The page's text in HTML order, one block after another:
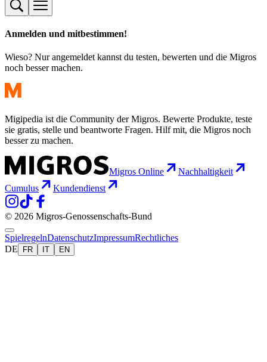
Anmelden und mitbestimmen!
Wieso? Nur angemeldet kannst du testen, bewerten und die Migros
noch besser machen.
Migipedia ist die Community der Migros. Bewerte Produkte, teste
sie gratis, stelle und beantworte Fragen. Hilf mit, die Migros noch
besser zu machen.
Migros Online
Nachhaltigkeit
Cumulus
Kundendienst
© 2026 Migros-Genossenschafts-Bund
SpielregelnDatenschutzImpressumRechtliches
DE
FR IT EN